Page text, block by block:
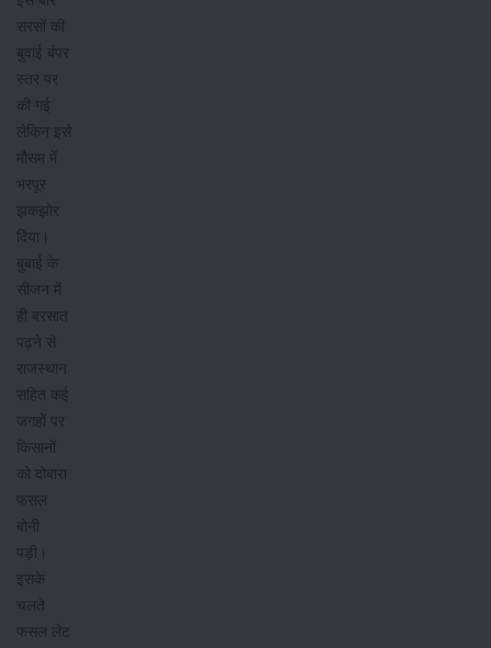
सरसों की
बुवाई बंपर
स्तर पर
की गई
लेकिन इसे
मौसम में
भरपूर
झकझोर
दिया।
बुबाई के
सीजन में
ही बरसात
पढ़ने से
राजस्थान
सहित कई
जगहों पर
किसानों
को दोबारा
फसल
बोनी
पड़ी।
इसके
चलते
फसल लेट